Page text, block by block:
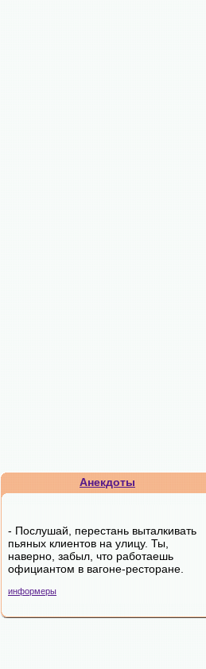
Анекдоты
- Послушай, перестань выталкивать
пьяных клиентов на улицу. Ты,
наверно, забыл, что работаешь
официантом в вагоне-ресторане.
информеры